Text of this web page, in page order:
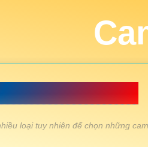
loại tuy nhiên để chọn những